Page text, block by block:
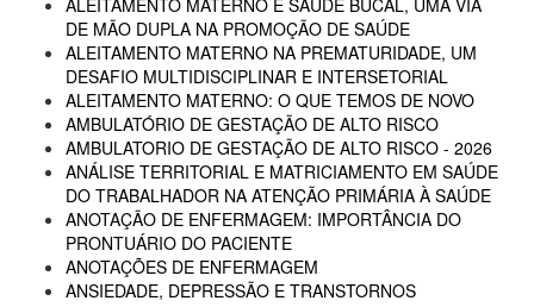
ALEITAMENTO MATERNO E SAÚDE BUCAL, UMA VIA
DE MÃO DUPLA NA PROMOÇÃO DE SAÚDE
ALEITAMENTO MATERNO NA PREMATURIDADE, UM
DESAFIO MULTIDISCIPLINAR E INTERSETORIAL
ALEITAMENTO MATERNO: O QUE TEMOS DE NOVO
AMBULATÓRIO DE GESTAÇÃO DE ALTO RISCO
AMBULATORIO DE GESTAÇÃO DE ALTO RISCO - 2026
ANÁLISE TERRITORIAL E MATRICIAMENTO EM SAÚDE
DO TRABALHADOR NA ATENÇÃO PRIMÁRIA À SAÚDE
ANOTAÇÃO DE ENFERMAGEM: IMPORTÂNCIA DO
PRONTUÁRIO DO PACIENTE
ANOTAÇÕES DE ENFERMAGEM
ANSIEDADE, DEPRESSÃO E TRANSTORNOS